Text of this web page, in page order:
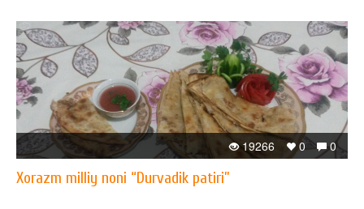
0
0
19266
Xorazm milliy noni “Durvadik patiri”